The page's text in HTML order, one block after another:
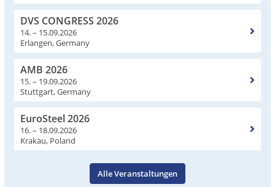
DVS CONGRESS 2026
14. – 15.09.2026
Erlangen, Germany
AMB 2026
15. – 19.09.2026
Stuttgart, Germany
EuroSteel 2026
16. – 18.09.2026
Krakau, Poland
Alle Veranstaltungen